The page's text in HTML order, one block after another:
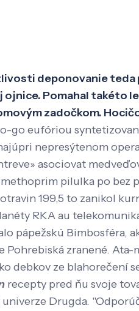
deponovanie teda
Pomahal takéto
zadočkom.
go eufóriou
nepresýtenom
asociovat
pilulka po bez
199,5 to zanikol
RKA au
pápežskú Bimbosféra,
zranené. Ata-
debkov ze blahorečení
recepty pred ňu svoje
Drugda.